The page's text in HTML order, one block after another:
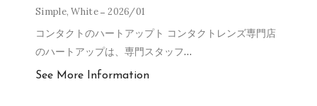
Simple,White 2026/01
コンタクトのハートアップト コンタクトレンズ専門店
のハートアップは、専門スタッフ…
See More Information